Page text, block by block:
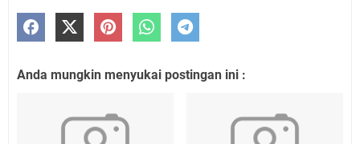
Anda mungkin menyukai postingan ini :